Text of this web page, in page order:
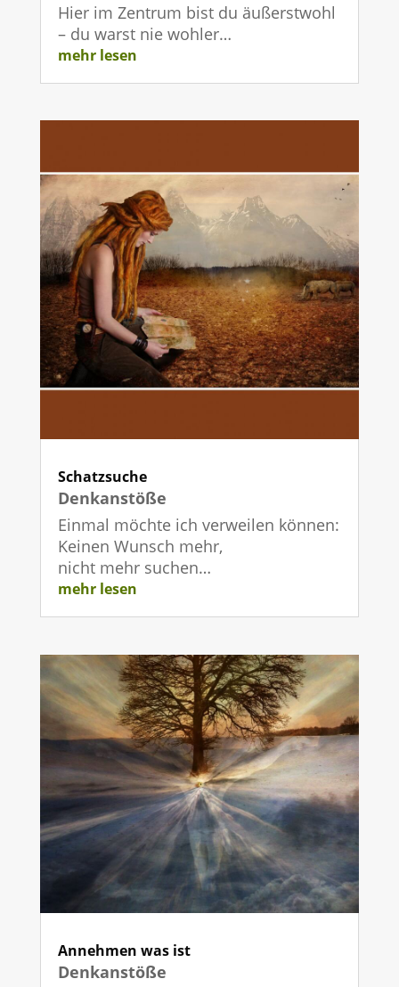
Hier im Zentrum bist du äußerstwohl
– du warst nie wohler…
mehr lesen
Schatzsuche
Denkanstöße
Einmal möchte ich verweilen können:
Keinen Wunsch mehr,
nicht mehr suchen…
mehr lesen
Annehmen was ist
Denkanstöße